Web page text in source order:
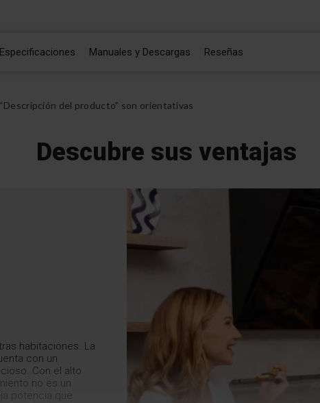
Especificaciones Manuales y Descargas Reseñas
del producto” son orientativas
Descubre sus ventajas
habitaciones. La
con un
Con el alto
no es un
potencia que